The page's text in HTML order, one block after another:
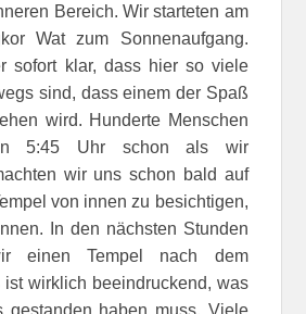
Bereich. Wir starteten am
Wat zum Sonnenaufgang.
sofort klar, dass hier so viele
sind, dass einem der Spaß
wird. Hunderte Menschen
5:45 Uhr schon als wir
wir uns schon bald auf
von innen zu besichtigen,
In den nächsten Stunden
einen Tempel nach dem
wirklich beeindruckend, was
gestanden haben muss. Viele